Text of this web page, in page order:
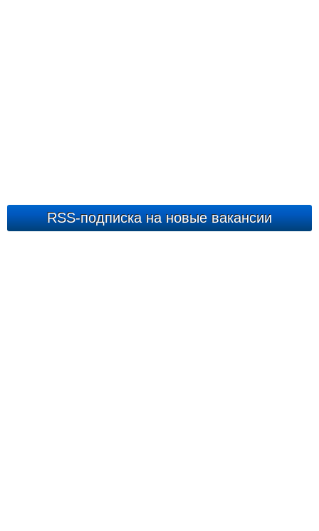
RSS-подписка на новые вакансии